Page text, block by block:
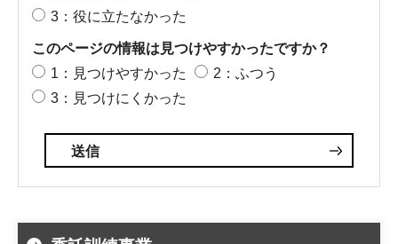
3：役に立たなかった
このページの情報は見つけやすかったですか？
1：見つけやすかった
2：ふつう
3：見つけにくかった